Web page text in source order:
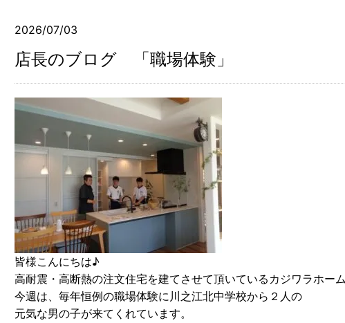
2026/07/03
店長のブログ 「職場体験」
皆様こんにちは♪
高耐震・高断熱の注文住宅を建てさせて頂いているカジワラホー
今週は、毎年恒例の職場体験に川之江北中学校から２人の
元気な男の子が来てくれています。